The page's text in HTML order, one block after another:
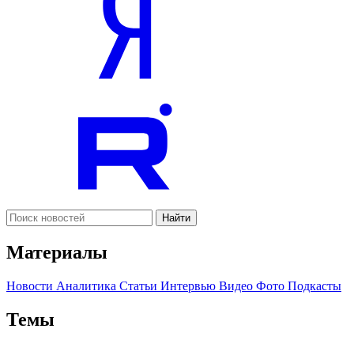
Найти
Материалы
Новости Аналитика Статьи Интервью Видео Фото Подкасты
Темы